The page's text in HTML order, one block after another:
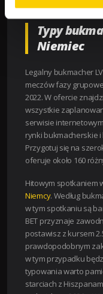
znacznie większy
Typy
Niemiec
Legalny bukmacher
meczów fazy
2022. W ofercie
wszystkie
serwisie
rynki bukmacherskie
Przygotuj się na
oferuje około 160
Hitowym spotkaniem
Niemcy. Według
w tym spotkaniu są
BET przyznaje
postawisz z kursem
prawdopodobnym
w tym przypadku
typowania warto
starciach z